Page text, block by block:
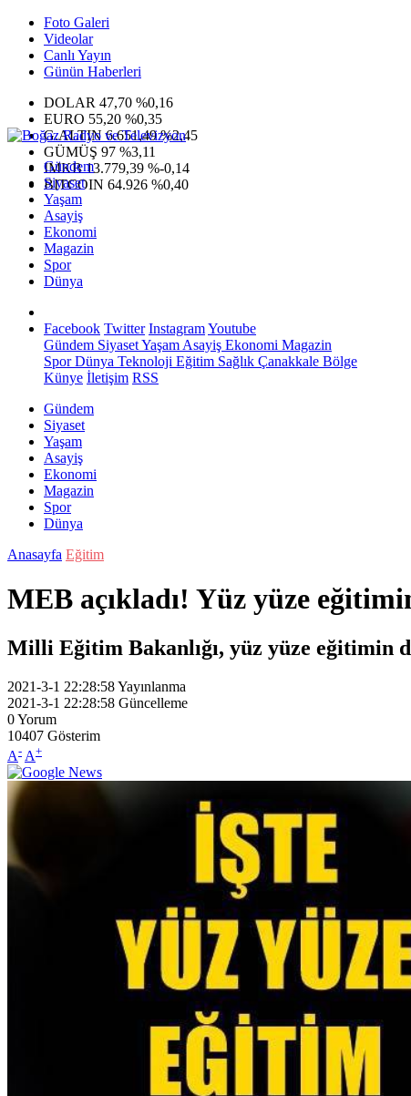
Foto Galeri
Videolar
Canlı Yayın
Günün Haberleri
DOLAR 47,70 %0,16
EURO 55,20 %0,35
G.ALTIN6.651,49 %2,45
GÜMÜŞ 97 %3,11
IMKB13.779,39 %-0,14
BITCOIN 64.926 %0,40
Gündem
Siyaset
Yaşam
Asayiş
Ekonomi
Magazin
Spor
Dünya
Facebook Twitter InstagramYoutube
Gündem SiyasetYaşam Asayiş Ekonomi Magazin
SporDünya Teknoloji Eğitim Sağlık Çanakkale Bölge
Künye İletişim RSS
Gündem
Siyaset
Yaşam
Asayiş
Ekonomi
Magazin
Spor
Dünya
Anasayfa Eğitim
MEB açıkladı! Yüz yüze
Milli Eğitim Bakanlığı, yüz yüze eğitimin
2021-3-1 22:28:58Yayınlanma
2021-3-1 22:28:58 Güncelleme
0Yorum
10407 Gösterim
A- A+